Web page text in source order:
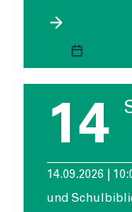
14
14.09.2026 |
und